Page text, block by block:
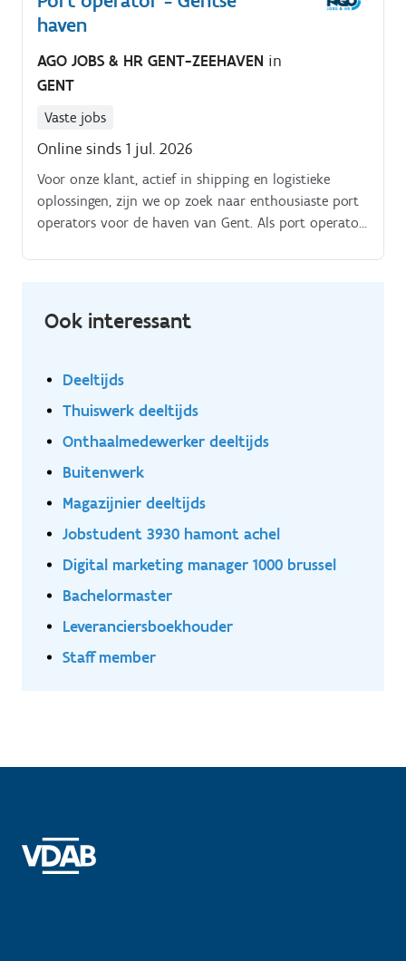
haven
AGO JOBS & HR GENT-ZEEHAVEN in
GENT
Vaste jobs
Online sinds 1 jul. 2026
Voor onze klant, actief in shipping en logistieke
oplossingen, zijn we op zoek naar enthousiaste port
operators voor de haven van Gent. Als port operator
Ook interessant
Deeltijds
Thuiswerk deeltijds
Onthaalmedewerker deeltijds
Buitenwerk
Magazijnier deeltijds
Jobstudent 3930 hamont achel
Digital marketing manager 1000 brussel
Bachelormaster
Leveranciersboekhouder
Staff member